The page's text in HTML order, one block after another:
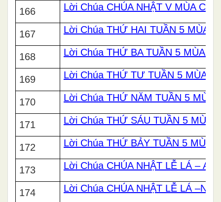
166 Lời Chúa CHÚA NHẬT V MÙA
167 Lời Chúa THỨ HAI TUẦN 5 MÙA
168 Lời Chúa THỨ BA TUẦN 5 MÙA
169 Lời Chúa THỨ TƯ TUẦN 5 MÙA
170 Lời Chúa THỨ NĂM TUẦN 5 MÙA
171 Lời Chúa THỨ SÁU TUẦN 5 MÙA
172 Lời Chúa THỨ BẢY TUẦN 5 MÙA
173 Lời Chúa CHÚA NHẬT LỄ LÁ – A
174 Lời Chúa CHÚA NHẬT LỄ LÁ